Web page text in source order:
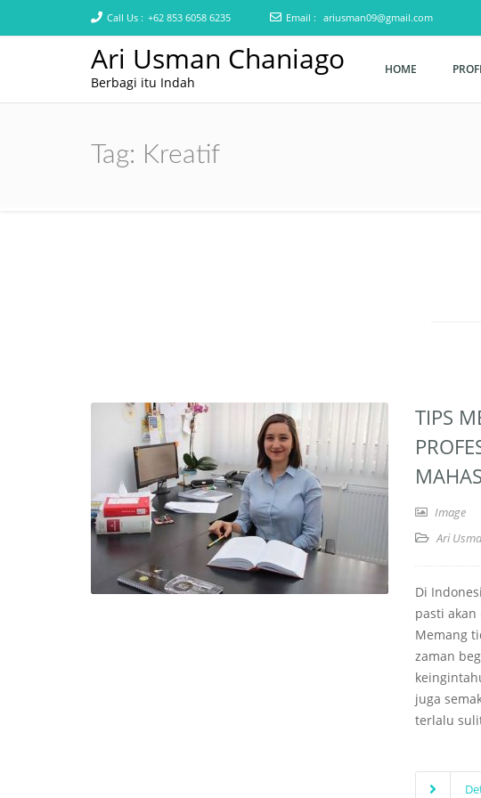
Call Us : +62 853 6058 6235 Email : ariusman09@gmail.com
Ari Usman Chaniago
Berbagi itu Indah
HOME
Tag: Kreatif
TIPS
Image
Ari
Di
pasti
Memang
zaman
juga
terlalu